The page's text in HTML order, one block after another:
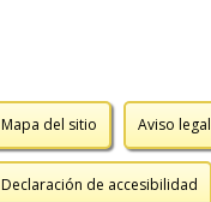
Mapa del sitio Aviso legal
Declaración de accesibilidad